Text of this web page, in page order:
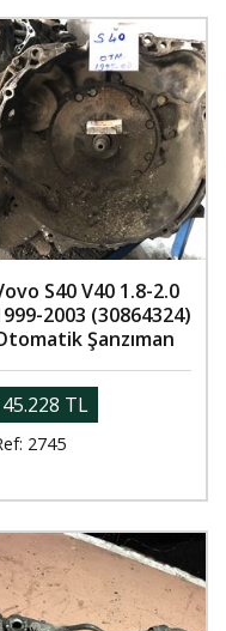
S40 V40 1.8-2.0
2003 (30864324)
Şanzıman
45.228 TL
2745